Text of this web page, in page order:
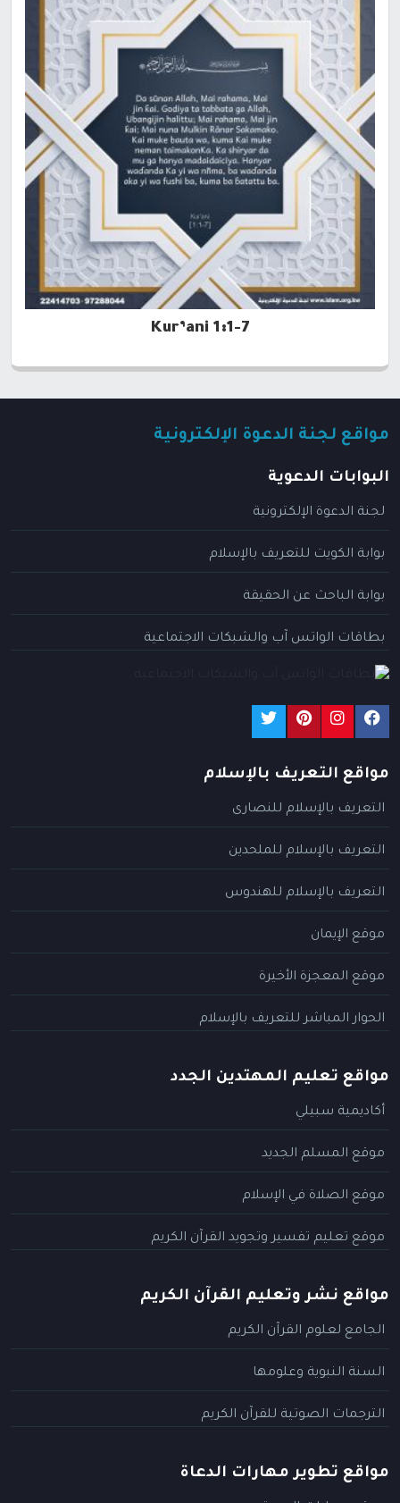
Kur’ani 1:1-7
مواقع لجنة الدعوة الإلكترونية
البوابات الدعوية
لجنة الدعوة الإلكترونية
بوابة الكويت للتعريف بالإسلام
بوابة الباحث عن الحقيقة
بطاقات الواتس آب والشبكات الاجتماعية
مواقع التعريف بالإسلام
التعريف بالإسلام للنصارى
التعريف بالإسلام للملحدين
التعريف بالإسلام للهندوس
موقع الإيمان
موقع المعجزة الأخيرة
الحوار المباشر للتعريف بالإسلام
مواقع تعليم المهتدين الجدد
أكاديمية سبيلي
موقع المسلم الجديد
موقع الصلاة في الإسلام
موقع تعليم تفسير وتجويد القرآن الكريم
مواقع نشر وتعليم القرآن الكريم
الجامع لعلوم القرآن الكريم
السنة النبوية وعلومها
الترجمات الصوتية للقرآن الكريم
مواقع تطوير مهارات الدعاة